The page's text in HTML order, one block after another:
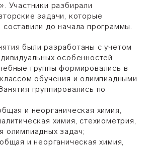
Участники разбирали
задачи, которые
составили до начала программы.
были разработаны с учетом
особенностей
группы формировались в
обучения и олимпиадными
группировались по
и неорганическая химия,
химия, стехиометрия,
олимпиадных задач;
и неорганическая химия,